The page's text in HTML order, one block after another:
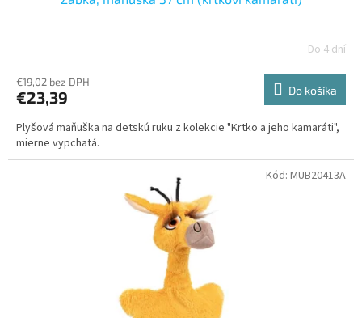
Do 4 dní
€19,02 bez DPH
€23,39 Do košíka
Plyšová maňuška na detskú ruku z kolekcie "Krtko a jeho kamaráti",
mierne vypchatá.
Kód: MUB20413A